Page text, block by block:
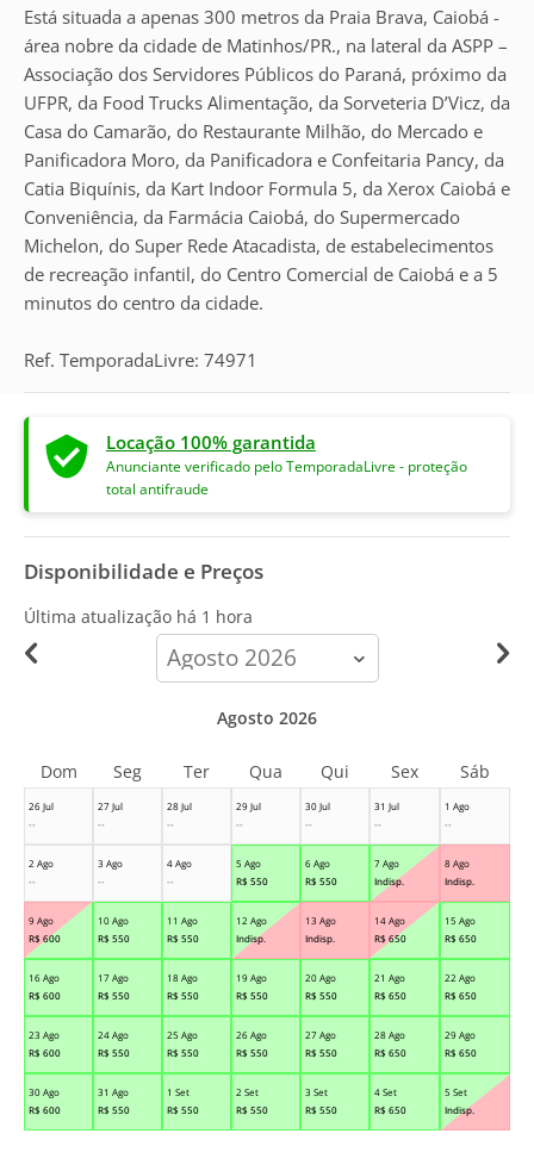
Está situada a apenas 300 metros da Praia Brava, Caiobá -
área nobre da cidade de Matinhos/PR., na lateral da ASPP –
Associação dos Servidores Públicos do Paraná, próximo da
UFPR, da Food Trucks Alimentação, da Sorveteria D’Vicz, da
Casa do Camarão, do Restaurante Milhão, do Mercado e
Panificadora Moro, da Panificadora e Confeitaria Pancy, da
Catia Biquínis, da Kart Indoor Formula 5, da Xerox Caiobá e
Conveniência, da Farmácia Caiobá, do Supermercado
Michelon, do Super Rede Atacadista, de estabelecimentos
de recreação infantil, do Centro Comercial de Caiobá e a 5
minutos do centro da cidade.
Ref. TemporadaLivre: 74971
Locação 100% garantida
Anunciante verificado pelo TemporadaLivre - proteção
total antifraude
Disponibilidade e Preços
Última atualização há 1 hora
calendar-
month
26 Jul
--
27 Jul
--
28 Jul
--
29 Jul
--
30 Jul
--
31 Jul
--
1 Ago
--
2 Ago
--
3 Ago
--
4 Ago
--
5 Ago
R$ 550
6 Ago
R$ 550
7 Ago
Indisp.
8 Ago
Indisp.
9 Ago
R$ 600
10 Ago
R$ 550
11 Ago
R$ 550
12 Ago
Indisp.
13 Ago
Indisp.
14 Ago
R$ 650
15 Ago
R$ 650
16 Ago
R$ 600
17 Ago
R$ 550
18 Ago
R$ 550
19 Ago
R$ 550
20 Ago
R$ 550
21 Ago
R$ 650
22 Ago
R$ 650
23 Ago
R$ 600
24 Ago
R$ 550
25 Ago
R$ 550
26 Ago
R$ 550
27 Ago
R$ 550
28 Ago
R$ 650
29 Ago
R$ 650
30 Ago
R$ 600
31 Ago
R$ 550
1 Set
R$ 550
2 Set
R$ 550
3 Set
R$ 550
4 Set
R$ 650
5 Set
Indisp.
Agosto 2026
Dom Seg Ter Qua Qui Sex Sáb